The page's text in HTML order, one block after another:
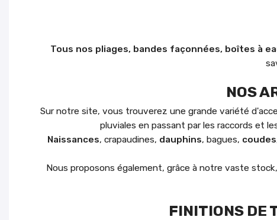
Tous nos pliages, bandes façonnées, boîtes à
NOS
Sur notre site, vous trouverez une grande variété
pluviales en passant par les raccords et
Naissances, crapaudines, dauphins, bagues, coudes
Nous proposons également, grâce à notre vaste stock,
FINITIONS DE